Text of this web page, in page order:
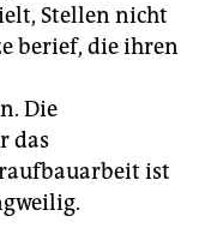
Stellen nicht
berief, die ihren
Die
das
ist